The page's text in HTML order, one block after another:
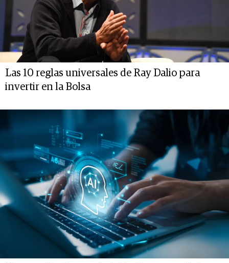
Las 10 reglas universales de Ray Dalio para
invertir en la Bolsa